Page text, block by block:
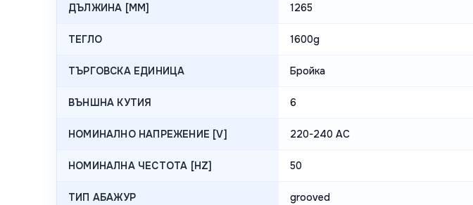
ДЪЛЖИНА [MM] 1265
ТЕГЛО 1600g
ТЪРГОВСКА ЕДИНИЦА Бройка
ВЪНШНА КУТИЯ 6
НОМИНАЛНО НАПРЕЖЕНИЕ [V] 220-240 AC
НОМИНАЛНА ЧЕСТОТА [HZ] 50
ТИП АБАЖУР grooved